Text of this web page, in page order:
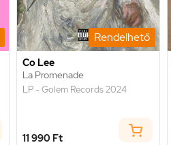
Rendelhető
Co Lee
La Promenade
LP - Golem Records 2024
11 990 Ft